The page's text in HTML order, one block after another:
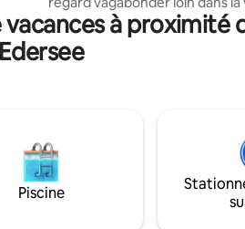
dans la nature, et laisser ton
derrière toi. Offre-toi une pause dans
notre « LANDzeit ». En quelques pas, tu
baigne-toi dans le magnifique
l'Eder, visite de jolies villes
Wildungen et ....
à proximité
Edersee
Piscine